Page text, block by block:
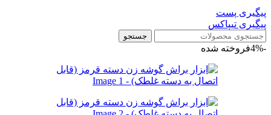
پیگیری پست
پیگیری تیپاکس
جستجو
-4% فروخته شده